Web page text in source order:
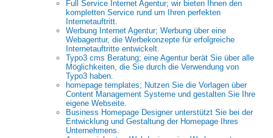
Full Service Internet Agentur; wir bieten Ihnen den
kompletten Service rund um Ihren perfekten
Internetauftritt.
Werbung Internet Agentur; Werbung über eine
Webagentur, die Werbekonzepte für erfolgreiche
Internetauftritte entwickelt.
Typo3 cms Beratung; eine Agentur berät Sie über alle
Möglichkeiten, die Sie durch die Verwendung von
Typo3 haben.
homepage templates; Nutzen Sie die Vorlagen über
Content Management Systeme und gestalten Sie Ihre
eigene Webseite.
Business Homepage Designer unterstützt Sie bei der
Entwicklung und Gestaltung der Homepage Ihres
Unternehmens.